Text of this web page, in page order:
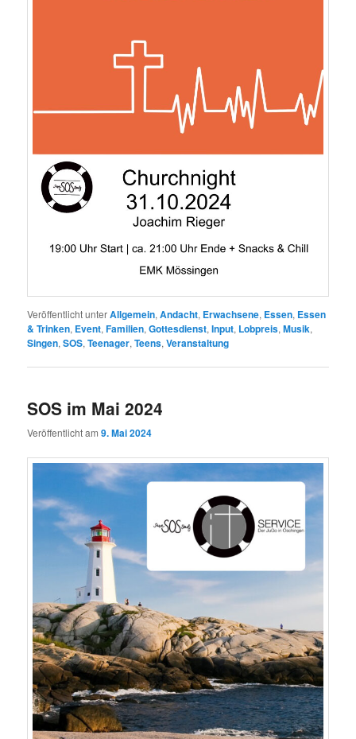
Veröffentlicht unterAllgemein,Andacht, Erwachsene, Essen, Essen
& Trinken, Event,Familien,Gottesdienst,Input, Lobpreis,Musik,
Singen,SOS,Teenager,Teens,Veranstaltung
SOS im Mai 2024
Veröffentlicht am9. Mai 2024